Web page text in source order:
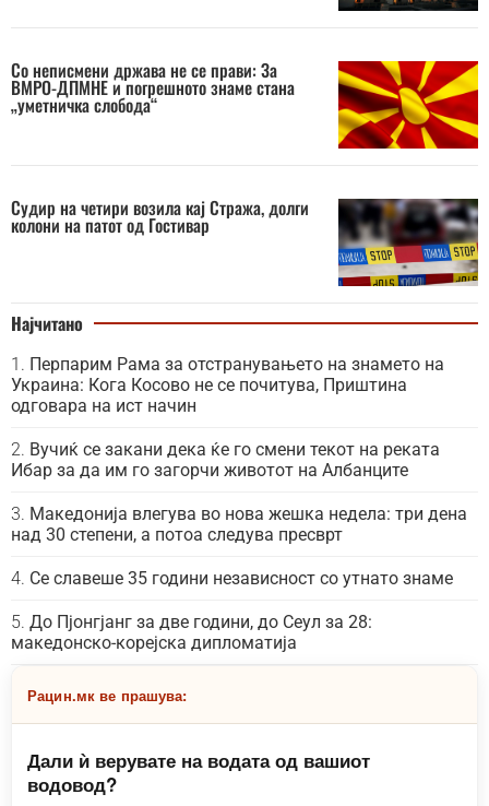
Со неписмени држава не се прави: За
ВМРО-ДПМНЕ и погрешното знаме стана
„уметничка слобода“
Судир на четири возила кај Стража, долги
колони на патот од Гостивар
Најчитано
Перпарим Рама за отстранувањето на знамето на
Украина: Кога Косово не се почитува, Приштина
одговара на ист начин
Вучиќ се закани дека ќе го смени текот на реката
Ибар за да им го загорчи животот на Албанците
Македонија влегува во нова жешка недела: три дена
над 30 степени, а потоа следува пресврт
Се славеше 35 години независност со утнато знаме
До Пјонгјанг за две години, до Сеул за 28:
македонско-корејска дипломатија
Рацин.мк ве прашува:
Дали ѝ верувате на водата од вашиот
водовод?